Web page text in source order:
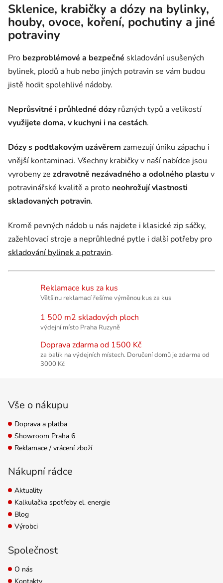
Sklenice, krabičky a dózy na bylinky,
houby, ovoce, koření, pochutiny a jiné
potraviny
Pro bezproblémové a bezpečné skladování usušených
bylinek, plodů a hub nebo jiných potravin se vám budou
jistě hodit spolehlivé nádoby.
Neprůsvitné i průhledné dózy různých typů a velikostí
využijete doma, v kuchyni i na cestách.
Dózy s podtlakovým uzávěrem zamezují úniku zápachu i
vnější kontaminaci. Všechny krabičky v naší nabídce jsou
vyrobeny ze zdravotně nezávadného a odolného plastuv
potravinářské kvalitě a proto neohrožují vlastnosti
skladovaných potravin.
Kromě pevných nádob u nás najdete i klasické zip sáčky,
zažehlovací stroje a neprůhledné pytle i další potřeby pro
skladování bylinek a potravin.
Reklamace kus za kus
Většinu reklamací řešíme výměnou kus za kus
1 500 m2 skladových ploch
výdejní místo Praha Ruzyně
Doprava zdarma od 1500 Kč
za balík na výdejních místech. Doručení domů je zdarma od
3000 Kč
Vše o nákupu
Doprava a platba
Showroom Praha 6
Reklamace / vrácení zboží
Nákupní rádce
Aktuality
Kalkulačka spotřeby el. energie
Blog
Výrobci
Společnost
O nás
Kontakty